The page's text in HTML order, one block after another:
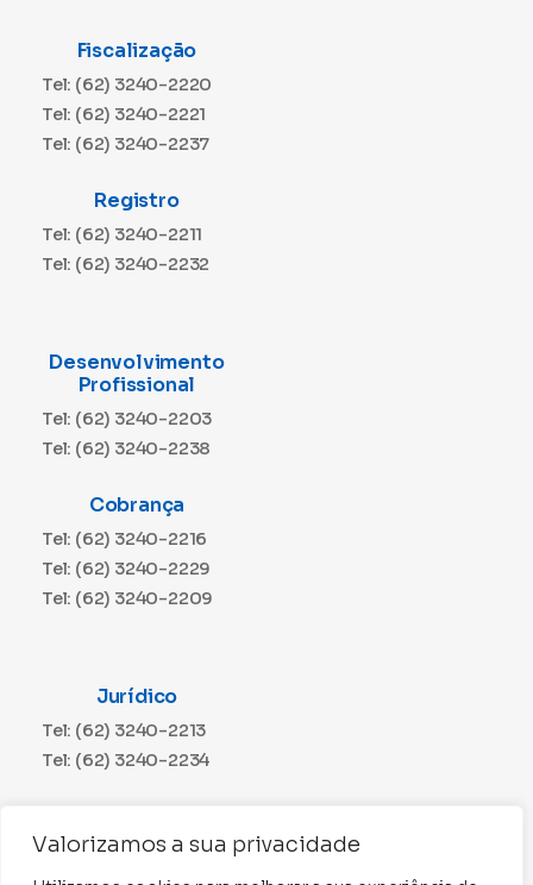
Valorizamos a sua privacidade
Fiscalização
Tel: (62) 3240-2220
Tel: (62) 3240-2221
Tel: (62) 3240-2237
Registro
Tel: (62) 3240-2211
Tel: (62) 3240-2232
Desenvolvimento
Profissional
Tel: (62) 3240-2203
Tel: (62) 3240-2238
Cobrança
Tel: (62) 3240-2216
Tel: (62) 3240-2229
Tel: (62) 3240-2209
Jurídico
Tel: (62) 3240-2213
Tel: (62) 3240-2234
Tel: (62) 3240-2230